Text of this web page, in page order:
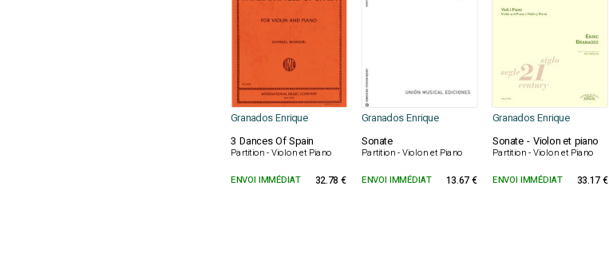
Granados Enrique Granados Enrique Granados Enrique
3 Dances Of Spain
Partition - Violon et Piano
Sonate
Partition - Violon et Piano
Sonate - Violon et piano
Partition - Violon et Piano
ENVOI IMMÉDIAT 32.78 € ENVOI IMMÉDIAT 13.67 € ENVOI IMMÉDIAT 33.17 €